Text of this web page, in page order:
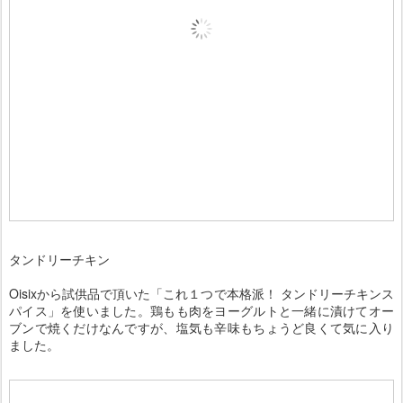
タンドリーチキン
Oisixから試供品で頂いた「これ１つで本格派！ タンドリーチキンス
パイス」を使いました。鶏もも肉をヨーグルトと一緒に漬けてオー
ブンで焼くだけなんですが、塩気も辛味もちょうど良くて気に入り
ました。